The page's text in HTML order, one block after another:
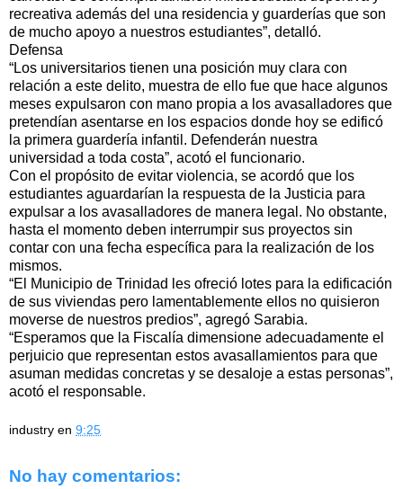
recreativa además del una residencia y guarderías que son
de mucho apoyo a nuestros estudiantes”, detalló.
Defensa
“Los universitarios tienen una posición muy clara con
relación a este delito, muestra de ello fue que hace algunos
meses expulsaron con mano propia a los avasalladores que
pretendían asentarse en los espacios donde hoy se edificó
la primera guardería infantil. Defenderán nuestra
universidad a toda costa”, acotó el funcionario.
Con el propósito de evitar violencia, se acordó que los
estudiantes aguardarían la respuesta de la Justicia para
expulsar a los avasalladores de manera legal. No obstante,
hasta el momento deben interrumpir sus proyectos sin
contar con una fecha específica para la realización de los
mismos.
“El Municipio de Trinidad les ofreció lotes para la edificación
de sus viviendas pero lamentablemente ellos no quisieron
moverse de nuestros predios”, agregó Sarabia.
“Esperamos que la Fiscalía dimensione adecuadamente el
perjuicio que representan estos avasallamientos para que
asuman medidas concretas y se desaloje a estas personas”,
acotó el responsable.
industry en 9:25
No hay comentarios: